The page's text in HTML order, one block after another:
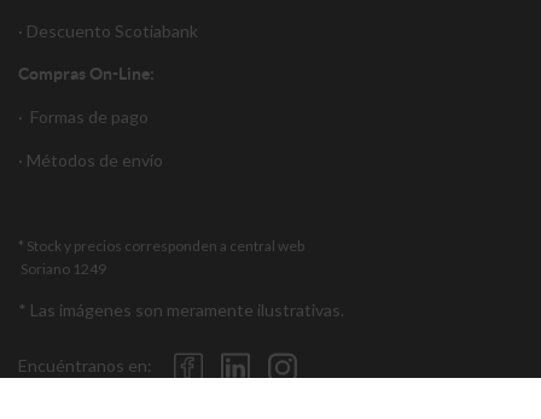
· Descuento Scotiabank
Compras On-Line:
· Formas de pago
· Métodos de envío
* Stock y precios corresponden a central web
Soriano 1249
* Las imágenes son meramente ilustrativas.
Encuéntranos en: